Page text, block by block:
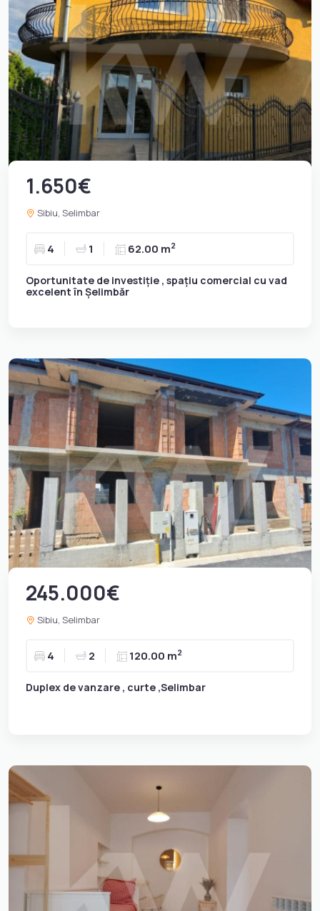
1.650€
Sibiu, Selimbar
4 1 62.00 m2
Oportunitate de investiție , spațiu comercial cu vad
excelent în Șelimbăr
245.000€
Sibiu, Selimbar
4 2 120.00 m2
Duplex de vanzare , curte ,Selimbar